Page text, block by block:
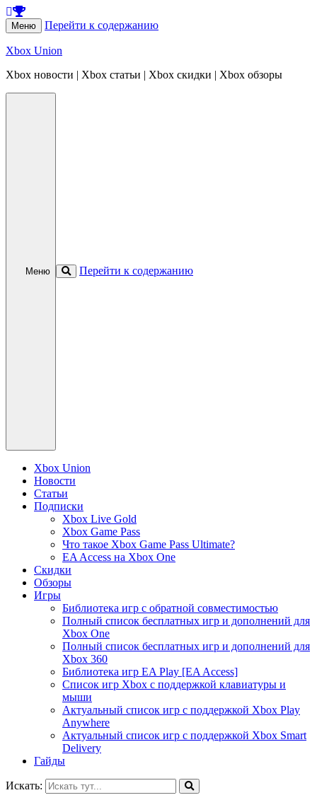
Меню Перейти к содержанию
Xbox Union
Xbox новости | Xbox статьи | Xbox скидки | Xbox обзоры
Меню Перейти к содержанию
Xbox Union
Новости
Статьи
Подписки
Xbox Live Gold
Xbox Game Pass
Что такое Xbox Game Pass Ultimate?
EA Access на Xbox One
Скидки
Обзоры
Игры
Библиотека игр с обратной совместимостью
Полный список бесплатных игр и дополнений для
Xbox One
Полный список бесплатных игр и дополнений для
Xbox 360
Библиотека игр EA Play [EA Access]
Список игр Xbox c поддержкой клавиатуры и
мыши
Актуальный список игр с поддержкой Xbox Play
Anywhere
Актуальный список игр с поддержкой Xbox Smart
Delivery
Гайды
Искать: